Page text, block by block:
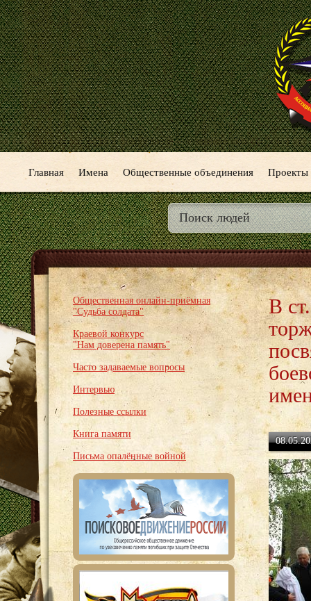
Главная Имена Общественные объединения Проекты
Общественная онлайн-приёмная
"Судьба солдата"
Краевой конкурс
"Нам доверена память"
Часто задаваемые вопросы
Интервью
Полезные ссылки
Книга памяти
Письма опалённые войной
В